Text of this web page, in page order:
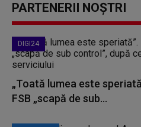
PARTENERII NOȘTRI
DIGI24
„Toată lumea este
FSB „scapă de sub...